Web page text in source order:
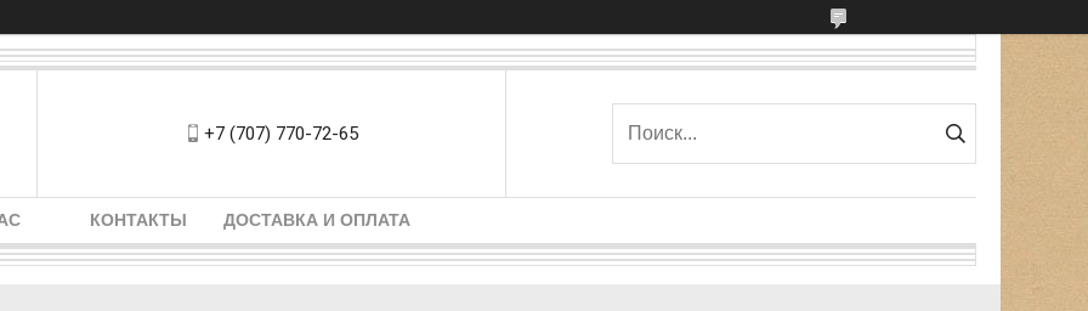
+7 (707) 770-72-65
КОНТАКТЫ ДОСТАВКА И ОПЛАТА